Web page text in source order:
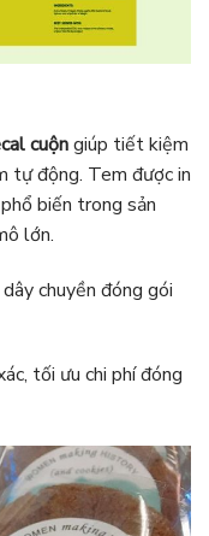
cuộngiúp tiết kiệm
tự động. Tem được in
biến trong sản
lớn.
chuyền đóng gói
tối ưu chi phí đóng